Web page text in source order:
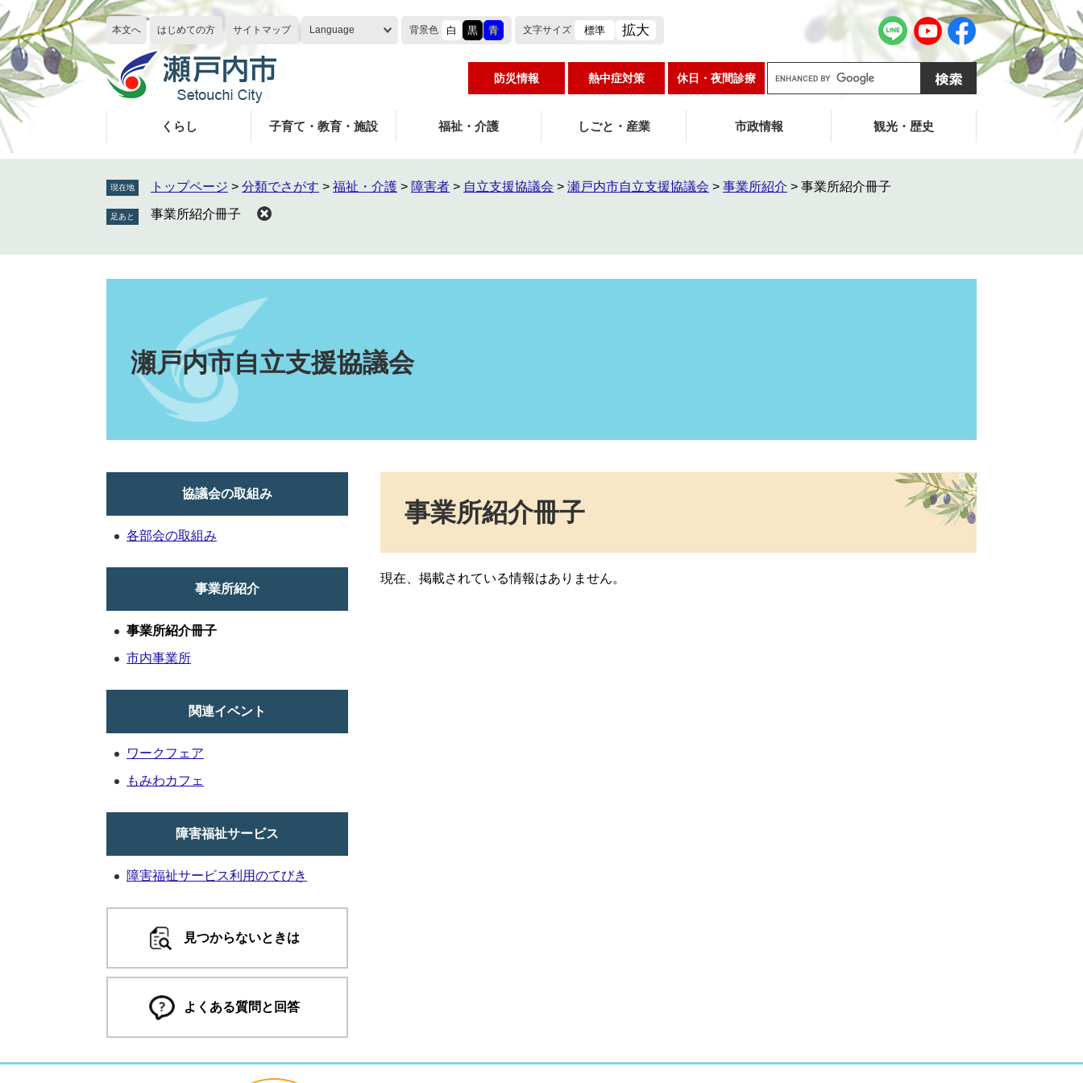
ペ
ー
ジ
の
先
頭
で
す
メ
ニ
ュ
ー
を
飛
ば
し
本文へ はじめての方 サイトマップ Language 背景色 白 黒 青 文字サイズ 標準 拡大
防災情報 熱中症対策 休日・夜間診療
g
e
ス
くらし 子育て・教育・施設 福祉・介護 しごと・産業 市政情報 観光・歴史
現在地 トップページ > 分類でさがす > 福祉・介護 > 障害者 > 自立支援協議会 > 瀬戸内市自立支援協議会 > 事業所紹介 > 事業所紹介冊子
事業所紹介冊子
瀬戸内市自立支援協議会
事業所紹介冊子
現在、掲載されている情報はありません。
協議会の取組み
各部会の取組み
事業所紹介
事業所紹介冊子
市内事業所
関連イベント
ワークフェア
もみわカフェ
障害福祉サービス
障害福祉サービス利用のてびき
見つからないときは
よくある質問と回答